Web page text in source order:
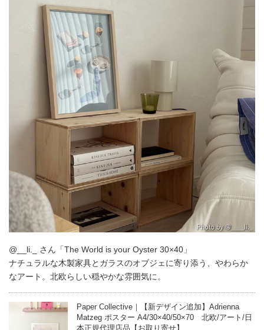
@__li._ さん「The World is your Oyster 30×40」
ナチュラルな木製家具とガラスのオブジェに寄り添う、やわらか
なアート。北欧らしい穏やかな雰囲気に。
Paper Collective｜【新デザイン追加】Adrienna
Matzeg ポスター A4/30×40/50×70 北欧/アート/日
本正規代理店品【お取り寄せ】